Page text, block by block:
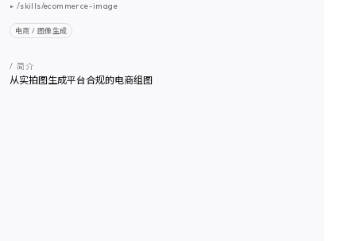
▸ /skills/ecommerce-image
电商 / 图像生成
/ 简介
从实拍图生成平台合规的电商组图